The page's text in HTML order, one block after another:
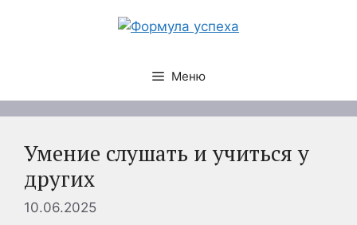
Меню
Умение слушать и учиться у
других
10.06.2025